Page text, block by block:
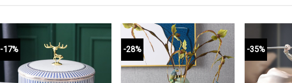
-17% -28% -35%